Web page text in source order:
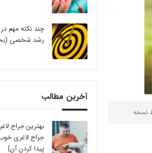
نسخه
چند نکته مهم
رشد شخصی
آخرین مطالب
جراح لاغری
پیدا کردن آن)